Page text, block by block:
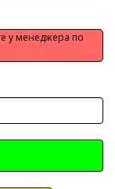
у менеджера по